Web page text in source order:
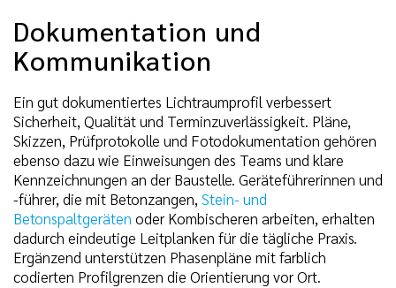
Dokumentation und
Kommunikation
Ein gut dokumentiertes Lichtraumprofil verbessert
Sicherheit, Qualität und Terminzuverlässigkeit. Pläne,
Skizzen, Prüfprotokolle und Fotodokumentation gehören
ebenso dazu wie Einweisungen des Teams und klare
Kennzeichnungen an der Baustelle. Geräteführerinnen und
-führer, die mit Betonzangen, Stein- und
Betonspaltgeräten oder Kombischeren arbeiten, erhalten
dadurch eindeutige Leitplanken für die tägliche Praxis.
Ergänzend unterstützen Phasenpläne mit farblich
codierten Profilgrenzen die Orientierung vor Ort.